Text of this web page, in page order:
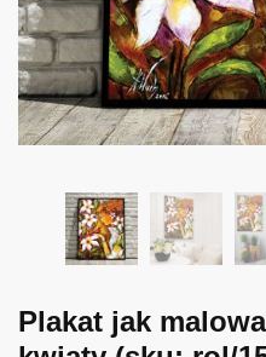
Plakat jak